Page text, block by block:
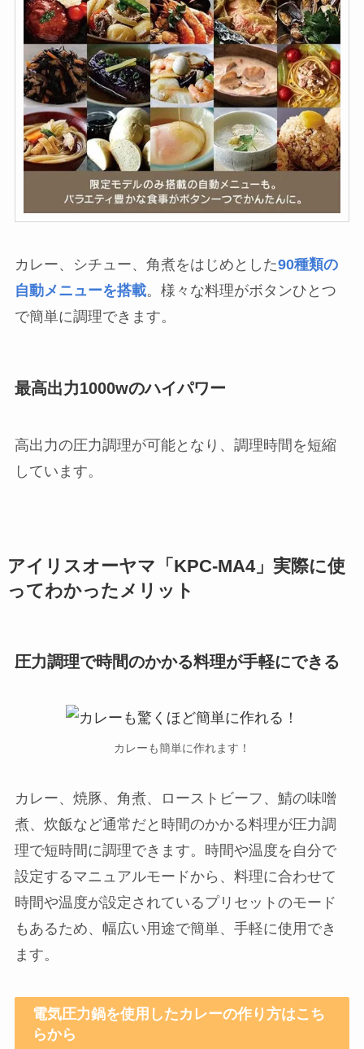
カレー、シチュー、角煮をはじめとした90種類の
自動メニューを搭載。様々な料理がボタンひとつ
で簡単に調理できます。
最高出力1000wのハイパワー
高出力の圧力調理が可能となり、調理時間を短縮
しています。
アイリスオーヤマ「KPC-MA4」 実際に使
ってわかったメリット
圧力調理で時間のかかる料理が手軽にできる
カレーも簡単に作れます！
カレー、焼豚、角煮、ローストビーフ、鯖の味噌
煮、炊飯など通常だと時間のかかる料理が圧力調
理で短時間に調理できます。時間や温度を自分で
設定するマニュアルモードから、料理に合わせて
時間や温度が設定されているプリセットのモード
もあるため、幅広い用途で簡単、手軽に使用でき
ます。
電気圧力鍋を使用したカレーの作り方はこち
らから